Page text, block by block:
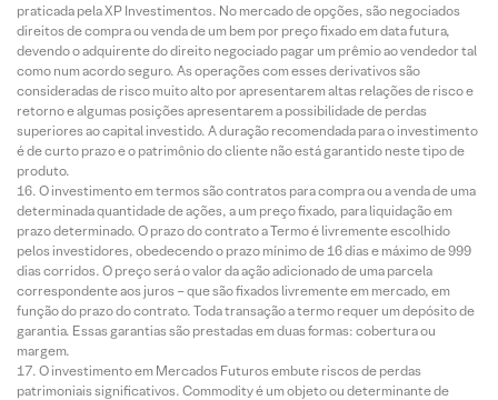
praticada pela XP Investimentos. No mercado de opções, são negociados
direitos de compra ou venda de um bem por preço fixado em data futura,
devendo o adquirente do direito negociado pagar um prêmio ao vendedor tal
como num acordo seguro. As operações com esses derivativos são
consideradas de risco muito alto por apresentarem altas relações de risco e
retorno e algumas posições apresentarem a possibilidade de perdas
superiores ao capital investido. A duração recomendada para o investimento
é de curto prazo e o patrimônio do cliente não está garantido neste tipo de
produto.
O investimento em termos são contratos para compra ou a venda de uma
determinada quantidade de ações, a um preço fixado, para liquidação em
prazo determinado. O prazo do contrato a Termo é livremente escolhido
pelos investidores, obedecendo o prazo mínimo de 16 dias e máximo de 999
dias corridos. O preço será o valor da ação adicionado de uma parcela
correspondente aos juros – que são fixados livremente em mercado, em
função do prazo do contrato. Toda transação a termo requer um depósito de
garantia. Essas garantias são prestadas em duas formas: cobertura ou
margem.
O investimento em Mercados Futuros embute riscos de perdas
patrimoniais significativos. Commodity é um objeto ou determinante de